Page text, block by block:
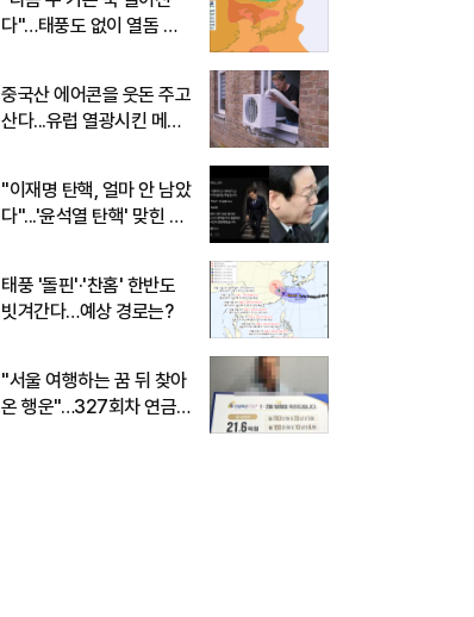
다"…태풍도 없이 열돔 박
중국산 에어콘을 웃돈 주고
산다...유럽 열광시킨 메이
"이재명 탄핵, 얼마 안 남았
다"...'윤석열 탄핵' 맞힌 무
태풍 '돌핀'·'찬홈' 한반도
빗겨간다…예상 경로는?
"서울 여행하는 꿈 뒤 찾아
온 행운"…327회차 연금